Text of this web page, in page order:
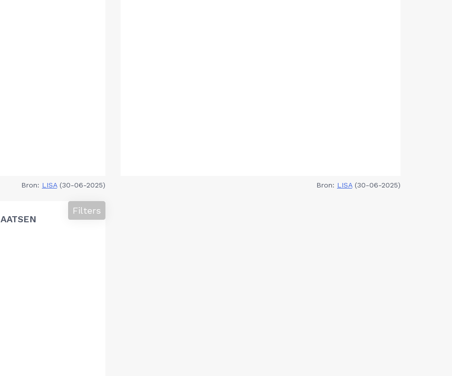
Bron: LISA(30-06-2025) Bron: LISA(30-06-2025)
Filters